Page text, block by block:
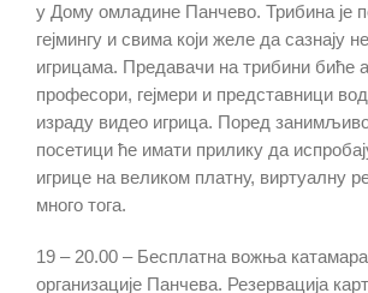
у Дому омладине Панчево. Трибина је
гејмингу и свима који желе да сазнају
игрицама. Предавачи на трибини биће
професори, гејмери и представници
израду видео игрица. Поред
посетици ће имати прилику да
игрице на великом платну, виртуалну
много тога.
19 – 20.00 – Бесплатна вожња
организације Панчева. Резервација